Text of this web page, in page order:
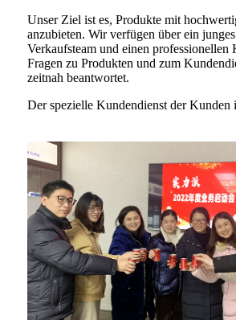
Unser Ziel ist es, Produkte mit
anzubieten. Wir verfügen über ein
Verkaufsteam und einen professionellen
Fragen zu Produkten und zum
zeitnah beantwortet.
Der spezielle Kundendienst der Kunden